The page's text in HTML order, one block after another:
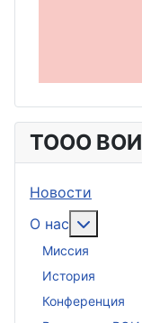
ТООО ВОИ
Новости
О нас
Миссия
История
Конференция